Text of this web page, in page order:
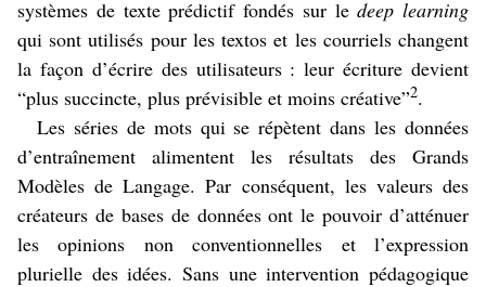
systèmes de texte prédictif fondés sur ledeep learning
qui sont utilisés pour les textos et les courriels changent
la façon d’écrire des utilisateurs : leur écriture devient
“plus succincte, plus prévisible et moins créative”2.
Les séries de mots qui se répètent dans les données
d’entraînement alimentent les résultats des Grands
Modèles de Langage. Par conséquent, les valeurs des
créateurs de bases de données ont le pouvoir d’atténuer
les opinions non conventionnelles et l’expression
plurielle des idées. Sans une intervention pédagogique